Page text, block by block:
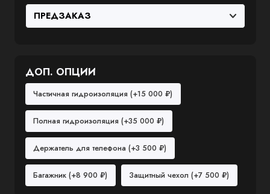
ДОП. ОПЦИИ
Частичная гидроизоляция (+15 000 ₽)
Полная гидроизоляция (+35 000 ₽)
Держатель для телефона (+3 500 ₽)
Багажник (+8 900 ₽) Защитный чехол (+7 500 ₽)